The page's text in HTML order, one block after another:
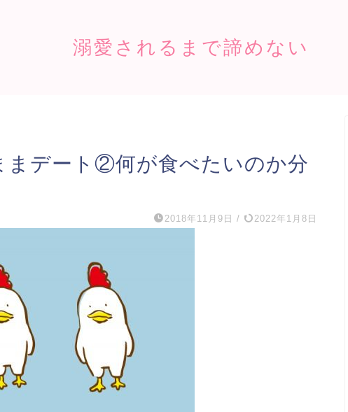
溺愛されるまで諦めない
まデート②何が食べたいのか分
2018年11月9日 / 2022年1月8日